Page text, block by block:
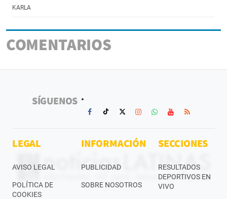
KARLA
COMENTARIOS
SÍGUENOS
LEGAL
AVISO LEGAL
POLÍTICA DE
COOKIES
INFORMACIÓN
PUBLICIDAD
SOBRE NOSOTROS
SECCIONES
RESULTADOS
DEPORTIVOS EN
VIVO